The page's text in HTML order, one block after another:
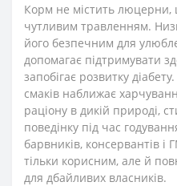
Корм не містить
чутливим травленням.
його безпечним для
допомагає підтримувати
запобігає розвитку
смаків наближає
раціону в дикій природі,
поведінку під час
барвників, консервантів
тільки корисним, але й
для дбайливих власників.